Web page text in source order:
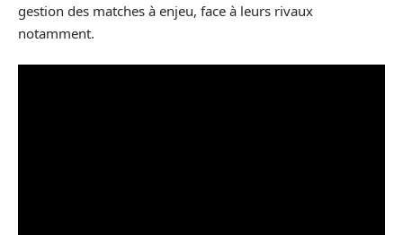
gestion des matches à enjeu, face à leurs rivaux
notamment.